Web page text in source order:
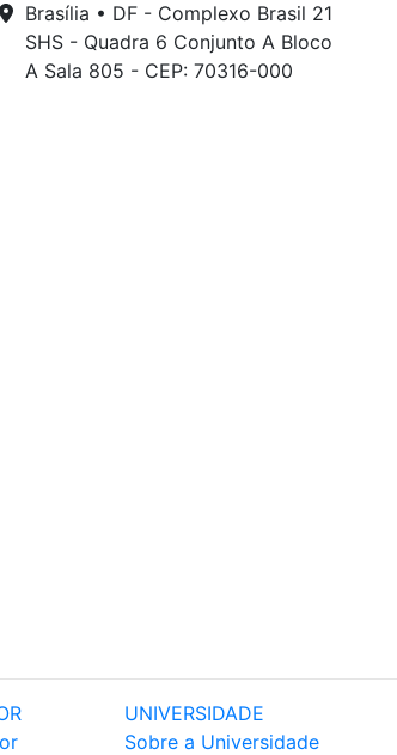
Brasília • DF - Complexo Brasil 21
SHS - Quadra 6 Conjunto A Bloco
A Sala 805 - CEP: 70316-000
UNIVERSIDADE
Sobre a Universidade